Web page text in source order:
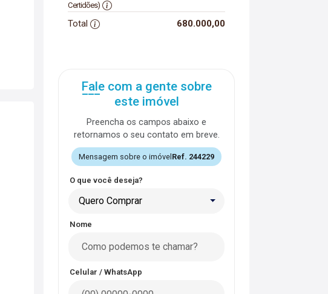
Certidões)
Total 680.000,00
Fale com a gente sobre
este imóvel
Preencha os campos abaixo e
retornamos o seu contato em breve.
Mensagem sobre o imóvel Ref. 244229
O que você deseja?
Quero Comprar
Nome
Celular / WhatsApp